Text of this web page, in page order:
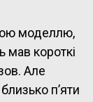
моделлю,
мав короткі
Але
п’яти